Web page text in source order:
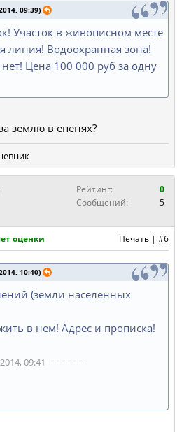
09:39)
Участок в живописном месте
линия! Водоохранная зона!
Цена 100 000 руб за одну
землю в епенях?
Рейтинг:
0
Сообщений:
5
Печать | #6
оценки
10:40)
(земли населенных
в нем! Адрес и прописка!
09:41 -------------